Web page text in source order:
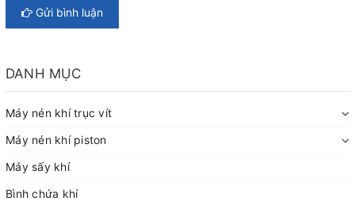
Gửi bình luận
DANH MỤC
Máy nén khí trục vít
Máy nén khí piston
Máy sấy khí
Bình chứa khí